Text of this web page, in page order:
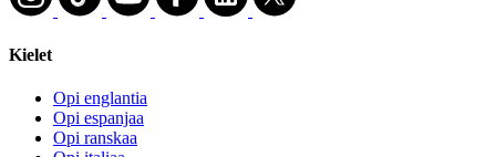
Kielet
Opi englantia
Opi espanjaa
Opi ranskaa